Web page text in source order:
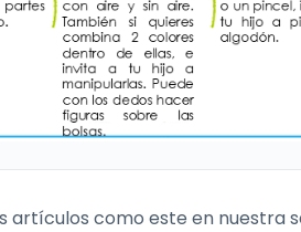
artículos como este en nuestra